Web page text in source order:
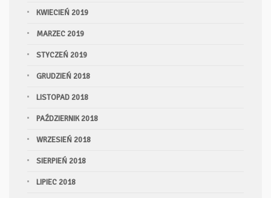
KWIECIEŃ 2019
MARZEC 2019
STYCZEŃ 2019
GRUDZIEŃ 2018
LISTOPAD 2018
PAŹDZIERNIK 2018
WRZESIEŃ 2018
SIERPIEŃ 2018
LIPIEC 2018